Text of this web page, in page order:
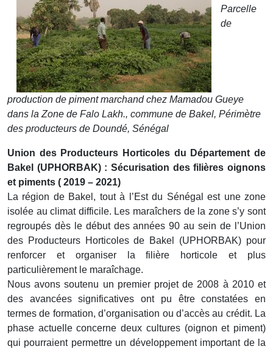
Parcelle
de
production de piment marchand chez Mamadou Gueye
dans la Zone de Falo Lakh., commune de Bakel, Périmètre
des producteurs de Doundé, Sénégal
Union des Producteurs Horticoles du Département de
Bakel (UPHORBAK) : Sécurisation des filières oignons
et piments ( 2019 – 2021)
La région de Bakel, tout à l’Est du Sénégal est une zone
isolée au climat difficile. Les maraîchers de la zone s’y sont
regroupés dès le début des années 90 au sein de l’Union
des Producteurs Horticoles de Bakel (UPHORBAK) pour
renforcer et organiser la filière horticole et plus
particulièrement le maraîchage.
Nous avons soutenu un premier projet de 2008 à 2010 et
des avancées significatives ont pu être constatées en
termes de formation, d’organisation ou d’accès au crédit. La
phase actuelle concerne deux cultures (oignon et piment)
qui pourraient permettre un développement important de la